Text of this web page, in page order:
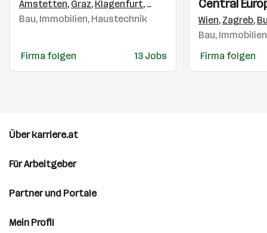
Amstetten, Graz, Klagenfurt, Marchtrenk ,Thalgau Inzing
Bau, Immobilien, Haustechnik
Firma folgen 13 Jobs
Central
Wien, Zagreb,
Bau,
Firma folgen
Über karriere.at
Für Arbeitgeber
Partner und Portale
Mein Profil